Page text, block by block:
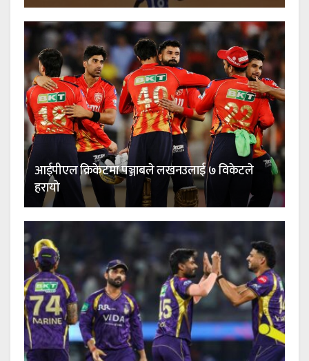
आईपीएल क्रिकेटमा पञ्जाबले लखनउलाई ७ विकेटले
हरायो